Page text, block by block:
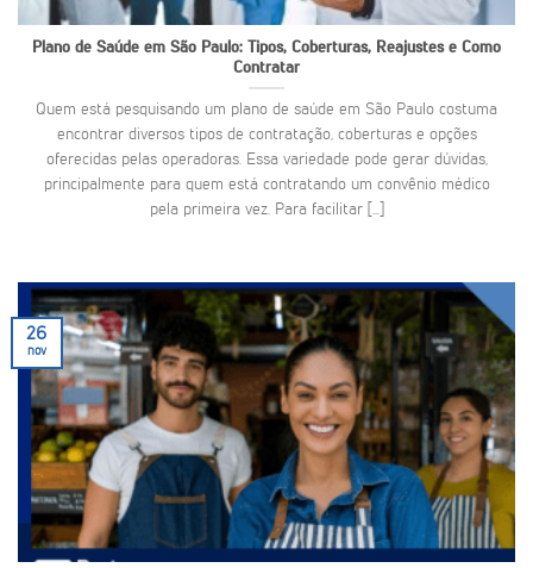
Plano de Saúde em São Paulo: Tipos, Coberturas, Reajustes e Como
Contratar
Quem está pesquisando um plano de saúde em São Paulo costuma
encontrar diversos tipos de contratação, coberturas e opções
oferecidas pelas operadoras. Essa variedade pode gerar dúvidas,
principalmente para quem está contratando um convênio médico
pela primeira vez. Para facilitar [...]
26
nov